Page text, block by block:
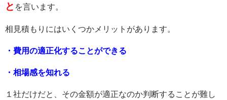
と を言います。
相見積もりにはいくつかメリットがあります。
・費用の適正化することができる
・相場感を知れる
１社だけだと、その金額が適正なのか判断することが難し